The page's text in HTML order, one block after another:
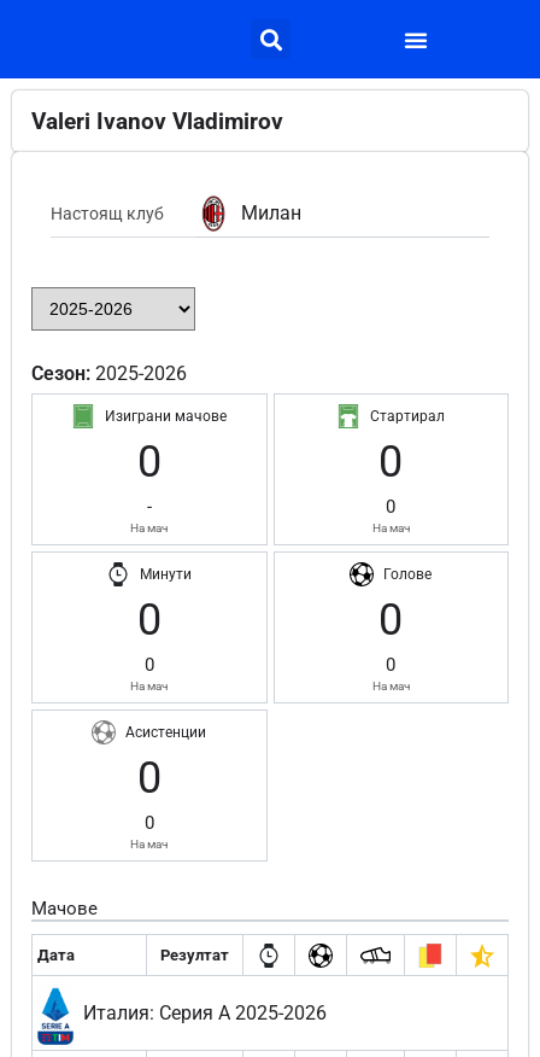
Valeri Ivanov Vladimirov
Настоящ клуб Милан
Сезон: 2025-2026
Изиграни мачове
0
-
На мач
Стартирал
0
0
На мач
Минути
0
0
На мач
Голове
0
0
На мач
Асистенции
0
0
На мач
Мачове
Дата Резултат
Италия: Серия А 2025-2026